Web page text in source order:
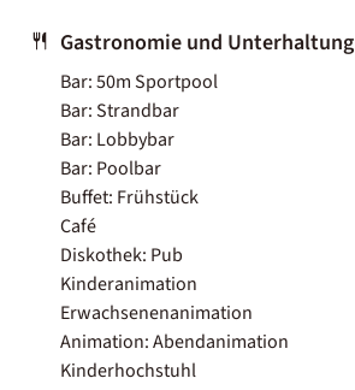
Gastronomie und Unterhaltung
Bar: 50m Sportpool
Bar: Strandbar
Bar: Lobbybar
Bar: Poolbar
Buffet: Frühstück
Café
Diskothek: Pub
Kinderanimation
Erwachsenenanimation
Animation: Abendanimation
Kinderhochstuhl